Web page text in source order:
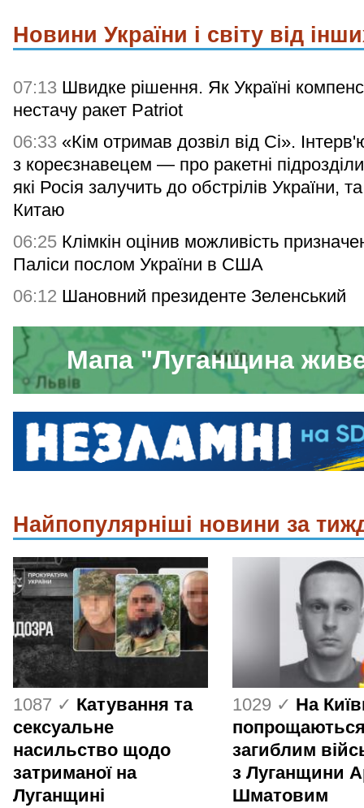
Новини України і світу від
07:13 Швидке рішення. Як Україні
нестачу ракет Patriot
06:33 «Кім отримав дозвіл від Сі».
з кореєзнавецем — про ракетні
які Росія залучить до обстрілів України,
Китаю
06:25 Клімкін оцінив можливість
Паліси послом України в США
06:12 Шановний президенте Зеленський
Мапа "Луганщина
Найпопулярніші новини за
1087 ✓ Катування та
сексуальне
насильство щодо
затриманої на
Луганщині
1029 ✓ На
загиблим
з Луганщини
Шматовим